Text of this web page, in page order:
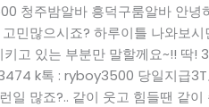
청주밤알바 흥덕구룸알바 안녕
민많으시죠? 하루이틀 나와보
고 있는 부분만 말할께요~!! 딱!
k톡 : ryboy3500 당일지급
일 많죠?.. 같이 웃고 힘들땐 같